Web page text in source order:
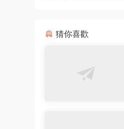
猜你喜歡